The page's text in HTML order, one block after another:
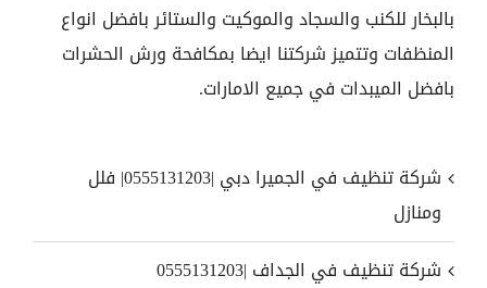
بالبخار للكنب والسجاد والموكيت والستائر بافضل انواع
المنظفات وتتميز شركتنا ايضا بمكافحة ورش الحشرات
بافضل الميبدات في جميع الامارات.
شركة تنظيف في الجميرا دبي |0555131203| فلل
ومنازل
شركة تنظيف في الجداف |0555131203